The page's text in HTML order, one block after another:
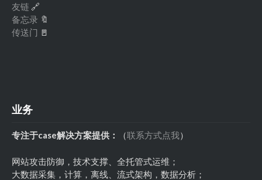
友链 🔗
备忘录 🔖
传送门 🚪
业务
专注于case解决方案提供： （联系方式点我）
网站攻击防御，技术支撑、全托管式运维；
大数据采集，计算，离线、流式架构，数据分析；